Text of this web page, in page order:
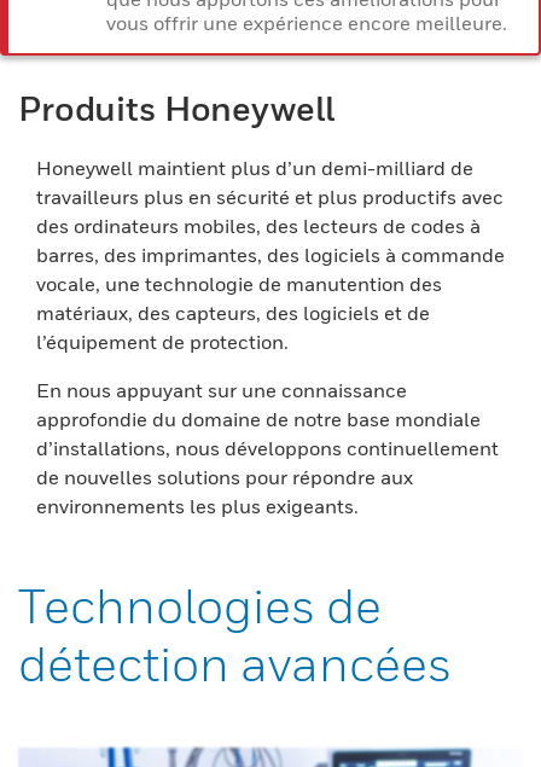
vous offrir une expérience encore meilleure.
Produits Honeywell
Honeywell maintient plus d’un demi-milliard de
travailleurs plus en sécurité et plus productifs avec
des ordinateurs mobiles, des lecteurs de codes à
barres, des imprimantes, des logiciels à commande
vocale, une technologie de manutention des
matériaux, des capteurs, des logiciels et de
l’équipement de protection.
En nous appuyant sur une connaissance
approfondie du domaine de notre base mondiale
d’installations, nous développons continuellement
de nouvelles solutions pour répondre aux
environnements les plus exigeants.
Technologies de
détection avancées